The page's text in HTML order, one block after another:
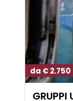
da € 2.750
GRUPPI